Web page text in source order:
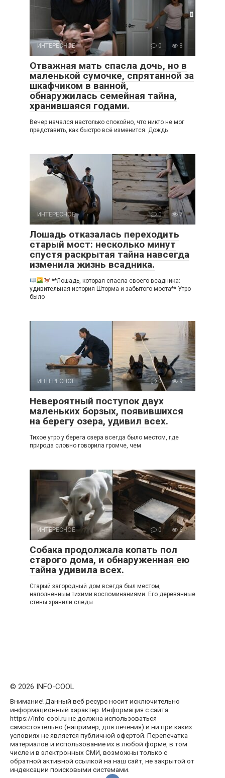
ИНТЕРЕСНОЕ 0 8
Отважная мать спасла дочь, но в
маленькой сумочке, спрятанной за
шкафчиком в ванной,
обнаружилась семейная тайна,
хранившаяся годами.
Вечер начался настолько спокойно, что никто не мог
представить, как быстро всё изменится. Дождь
ИНТЕРЕСНОЕ 0 7
Лошадь отказалась переходить
старый мост: несколько минут
спустя раскрытая тайна навсегда
изменила жизнь всадника.
**Лошадь, которая спасла своего всадника:
удивительная история Шторма и забытого моста** Утро
было
ИНТЕРЕСНОЕ 0 9
Невероятный поступок двух
маленьких борзых, появившихся
на берегу озера, удивил всех.
Тихое утро у берега озера всегда было местом, где
природа словно говорила громче, чем
ИНТЕРЕСНОЕ 0 6
Собака продолжала копать пол
старого дома, и обнаруженная ею
тайна удивила всех.
Старый загородный дом всегда был местом,
наполненным тихими воспоминаниями. Его деревянные
стены хранили следы
© 2026 INFO-COOL
Внимание! Данный веб ресурс носит исключительно
информационный характер. Информация с сайта
https://info-cool.ru не должна использоваться
самостоятельно (например, для лечения) и ни при каких
условиях не является публичной офертой. Перепечатка
материалов и использование их в любой форме, в том
числе и в электронных СМИ, возможны только с
обратной активной ссылкой на наш сайт, не закрытой от
индексации поисковыми системами.